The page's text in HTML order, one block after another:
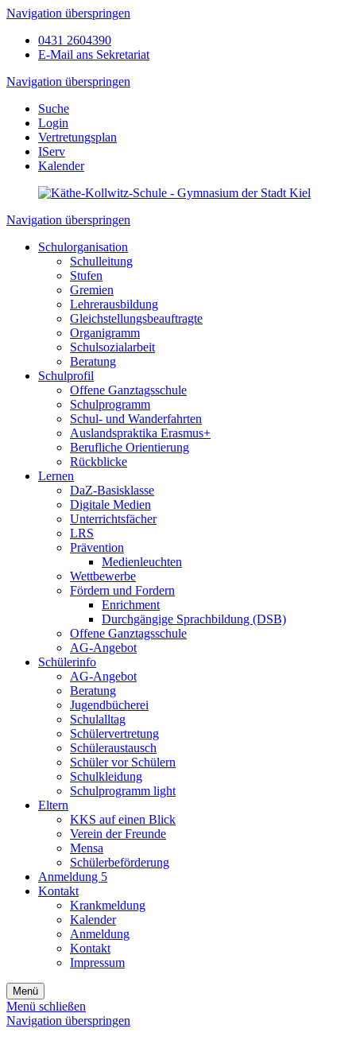
Navigation überspringen
0431 2604390
E-Mail ans Sekretariat
Navigation überspringen
Suche
Login
Vertretungsplan
IServ
Kalender
Navigation überspringen
Schulorganisation
Schulleitung
Stufen
Gremien
Lehrerausbildung
Gleichstellungsbeauftragte
Organigramm
Schulsozialarbeit
Beratung
Schulprofil
Offene Ganztagsschule
Schulprogramm
Schul- und Wanderfahrten
Auslandspraktika Erasmus+
Berufliche Orientierung
Rückblicke
Lernen
DaZ-Basisklasse
Digitale Medien
Unterrichtsfächer
LRS
Prävention
Medienleuchten
Wettbewerbe
Fördern und Fordern
Enrichment
Durchgängige Sprachbildung (DSB)
Offene Ganztagsschule
AG-Angebot
Schülerinfo
AG-Angebot
Beratung
Jugendbücherei
Schulalltag
Schülervertretung
Schüleraustausch
Schüler vor Schülern
Schulkleidung
Schulprogramm light
Eltern
KKS auf einen Blick
Verein der Freunde
Mensa
Schülerbeförderung
Anmeldung 5
Kontakt
Krankmeldung
Kalender
Anmeldung
Kontakt
Impressum
Menü
Menü schließen
Navigation überspringen